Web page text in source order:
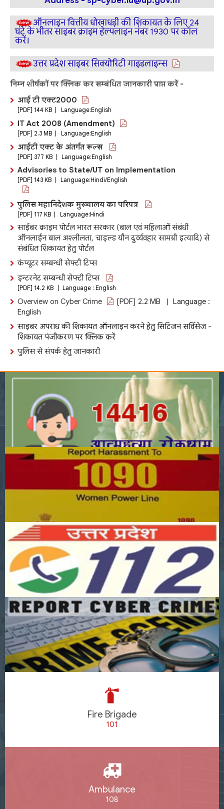
ऑनलाइन वित्तीय धोखाधड़ी की शिकायत के लिए 24
घंटे के भीतर साइबर क्राइम हेल्पलाइन नंबर1930 पर कॉल
करें।
उत्तर प्रदेश साइबर सिक्योरिटी गाइडलाइन्स
निम्न शीर्षकों पर क्लिक कर सम्बंधित जानकारी प्राप्त करें -
आई टी एक्ट2000
[PDF] 144 KB | Language:English
IT Act 2008 (Amendment)
[PDF] 2.3 MB | Language:English
आईटी एक्ट के अंतर्गत रूल्स
[PDF] 377 KB | Language:English
Advisories to State/UT on Implementation
[PDF] 143 KB | Language:Hindi/English
पुलिस महानिदेशक मुख्यालय का परिपत्र
[PDF] 117 KB | Language:Hindi
साईबर क्राइम पोर्टल भारत सरकार (बाल एवं महिलाओं संबंधी
ऑनलाईन बाल अश्लीलता, चाइल्ड यौन दुर्व्यवहार सामग्री इत्यादि) से
संबंधित शिकायत हेतु पोर्टल
कंप्यूटर सम्बन्धी सेफ्टी टिप्स
इन्टरनेट सम्बन्धी सेफ्टी टिप्स
[PDF] 14.2 KB | Language : English
Overview on Cyber Crime
[PDF] 2.2 MB | Language :
English
साइबर अपराध की शिकायत ऑनलाइन करने हेतु सिटिजन सर्विसेज -
शिकायत पंजीकरण पर क्लिक करें
पुलिस से संपर्क हेतु जानकारी
Fire Brigade
101
Ambulance
108